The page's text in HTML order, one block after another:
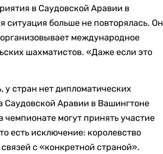
в Саудовской Аравии в
ситуация больше не повторялась. Он
международное
шахматистов. «Даже если это
у стран нет дипломатических
Саудовской Аравии в Вашингтоне
могут принять участие
есть исключение: королевство
с «конкретной страной».